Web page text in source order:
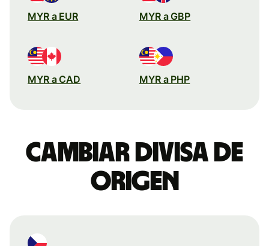
MYR a EUR MYR a GBP
MYR a CAD MYR a PHP
Cambiar divisa de
origen